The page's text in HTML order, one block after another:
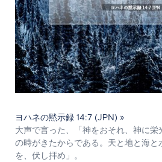
ヨハネの黙示録 14:7 (JPN) »
大声で言った、「神をおそれ、神に栄
の時がきたからである。天と地と海と
を、伏し拝め」。